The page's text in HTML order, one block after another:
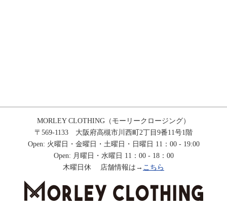
MORLEY CLOTHING（モーリークロージング）
〒569-1133 大阪府高槻市川西町2丁目9番11号1階
Open: 火曜日・金曜日・土曜日・日曜日 11：00 - 19:00
Open: 月曜日・水曜日 11：00 - 18：00
木曜日休 店舗情報は→ こちら